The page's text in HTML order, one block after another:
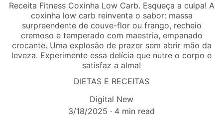
Receita Fitness Coxinha Low Carb. Esqueça a culpa! A
coxinha low carb reinventa o sabor: massa
surpreendente de couve-flor ou frango, recheio
cremoso e temperado com maestria, empanado
crocante. Uma explosão de prazer sem abrir mão da
leveza. Experimente essa delícia que nutre o corpo e
satisfaz a alma!
DIETAS E RECEITAS
Digital New
3/18/2025
4 min read